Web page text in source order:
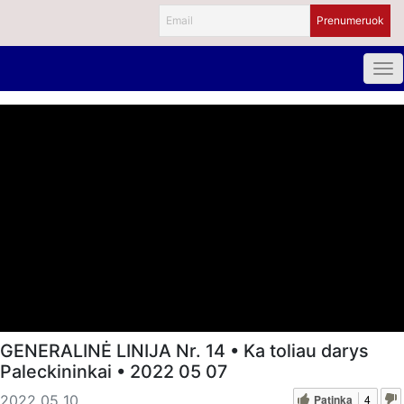
GENERALINĖ LINIJA Nr. 14 • Ka toliau darys
Paleckininkai • 2022 05 07
2022 05 10 Patinka 4